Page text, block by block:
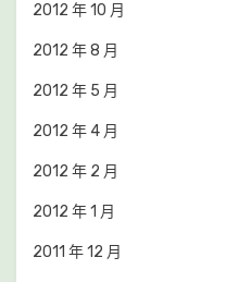
2012 年 10 月
2012 年 8 月
2012 年 5 月
2012 年 4 月
2012 年 2 月
2012 年 1 月
2011 年 12 月